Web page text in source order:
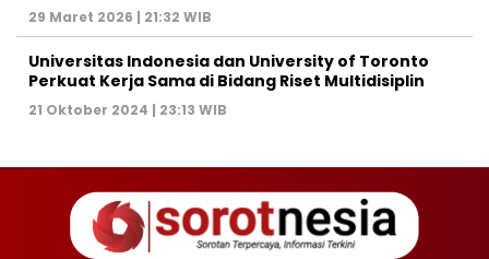
29 Maret 2026 | 21:32 WIB
Universitas Indonesia dan University of Toronto
Perkuat Kerja Sama di Bidang Riset Multidisiplin
21 Oktober 2024 | 23:13 WIB